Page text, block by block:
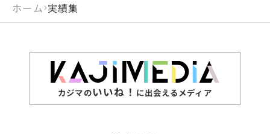
ホーム 実績集
カジマのいいね！ に出会えるメディア